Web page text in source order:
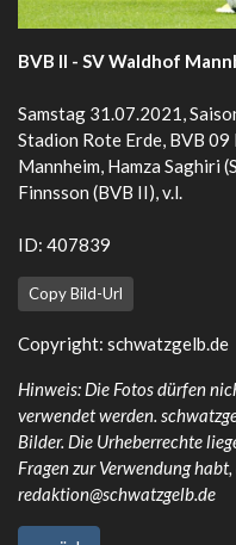
BVB II - SV Waldhof
Samstag 31.07.2021,
Stadion Rote Erde, BVB
Mannheim, Hamza Saghiri
Finnsson (BVB II), v.l.
ID: 407839
Copy Bild-Url
Copyright: schwatzgelb.de
Hinweis: Die Fotos dürfen
verwendet werden.
Bilder. Die Urheberrechte
Fragen zur Verwendung
redaktion@schwatzgelb.de